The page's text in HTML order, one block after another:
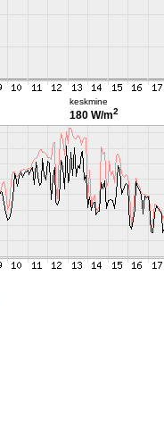
keskmine
180 W/m2